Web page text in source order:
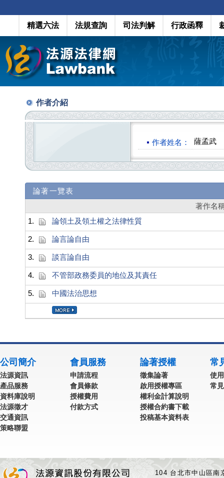
精選六法 法規查詢 司法判解 行政函釋
作者介紹
作者姓名： 薩孟武
論著一覽表
著作名
1.
論領土及領土權之法律性質
2. 論言論自由
3. 談言論自由
4. 不管部政務委員的地位及其責任
5. 中國法治思想
公司簡介
法源資訊
產品服務
資料庫說明
法源徵才
交通資訊
策略聯盟
會員服務
申請流程
會員條款
授權費用
付款方式
論著授權
徵集論著
啟用授權專區
權利金計算說明
授權合約書下載
投稿基本資料表
常
使
常
104 台北市中山區